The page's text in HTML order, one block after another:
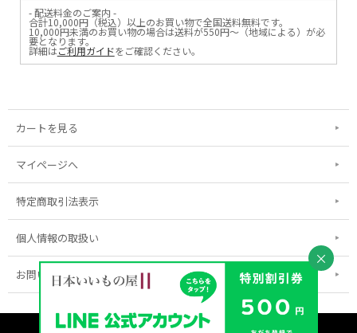
- 配送料金のご案内 -
合計10,000円（税込）以上のお買い物で全国送料無料です。
10,000円未満のお買い物の場合は送料が550円～（地域による）が必
要となります。
詳細はご利用ガイドをご確認ください。
カートを見る
マイページへ
特定商取引法表示
個人情報の取扱い
お問い合わせ
表示：スマートフォン｜
×